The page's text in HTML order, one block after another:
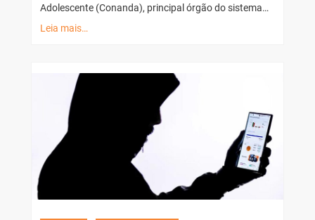
Adolescente (Conanda), principal órgão do sistema…
Leia mais…